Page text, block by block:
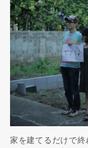
家を建てるだけで